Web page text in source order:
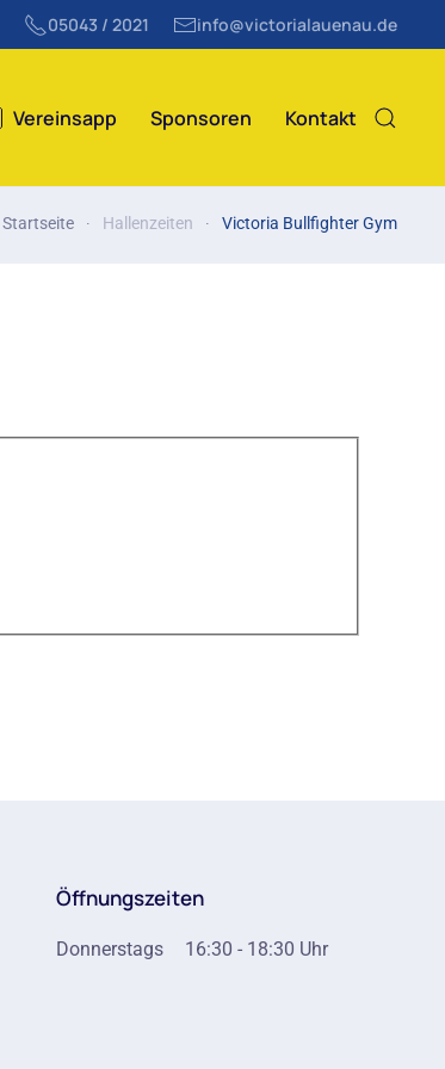
05043 / 2021 info@victorialauenau.de
Vereinsapp Sponsoren Kontakt
Startseite Hallenzeiten Victoria Bullfighter Gym
Öffnungszeiten
Donnerstags 16:30 - 18:30 Uhr